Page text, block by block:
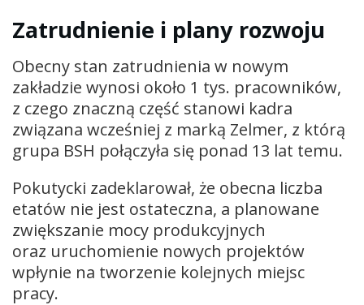
Zatrudnienie i plany rozwoju
Obecny stan zatrudnienia w nowym
zakładzie wynosi około 1 tys. pracowników,
z czego znaczną część stanowi kadra
związana wcześniej z marką Zelmer, z którą
grupa BSH połączyła się ponad 13 lat temu.
Pokutycki zadeklarował, że obecna liczba
etatów nie jest ostateczna, a planowane
zwiększanie mocy produkcyjnych
oraz uruchomienie nowych projektów
wpłynie na tworzenie kolejnych miejsc
pracy.